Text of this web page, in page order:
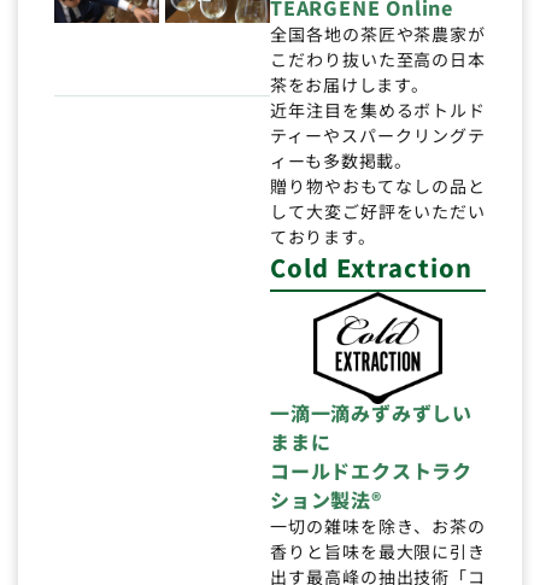
TEARGENE Online
全国各地の茶匠や茶農家が
こだわり抜いた至高の日本
茶をお届けします。
近年注目を集めるボトルド
ティーやスパークリングテ
ィーも多数掲載。
贈り物やおもてなしの品と
して大変ご好評をいただい
ております。
Cold Extraction
一滴一滴みずみずしい
ままに
コールドエクストラク
ション製法®
一切の雑味を除き、お茶の
香りと旨味を最大限に引き
出す最高峰の抽出技術「コ